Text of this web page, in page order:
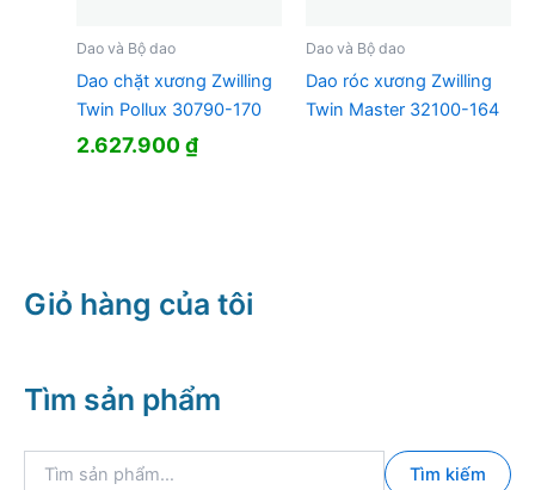
Dao và Bộ dao
Dao chặt xương Zwilling
Twin Pollux 30790-170
2.627.900₫
Dao và Bộ dao
Dao róc xương Zwilling
Twin Master 32100-164
Giỏ hàng của tôi
Tìm sản phẩm
Tìm kiếm